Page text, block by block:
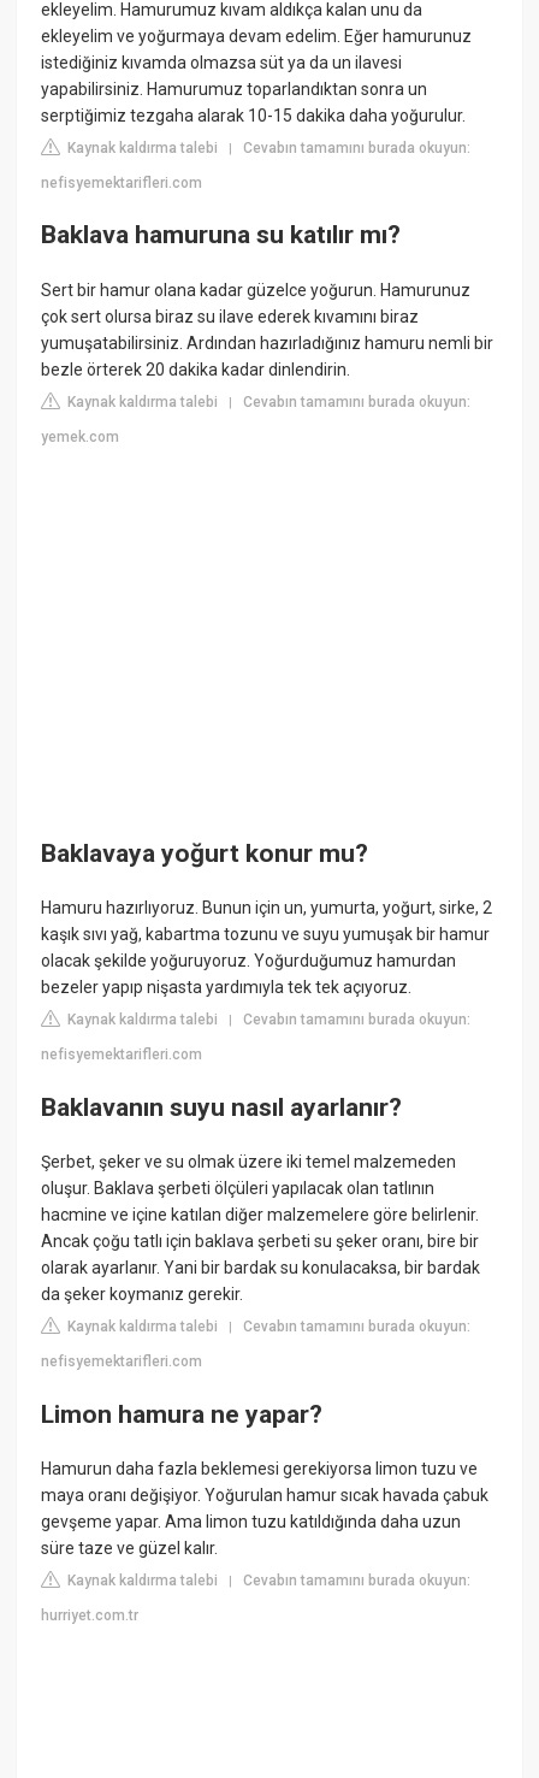
ekleyelim. Hamurumuz kıvam aldıkça kalan unu da
ekleyelim ve yoğurmaya devam edelim. Eğer hamurunuz
istediğiniz kıvamda olmazsa süt ya da un ilavesi
yapabilirsiniz. Hamurumuz toparlandıktan sonra un
serptiğimiz tezgaha alarak 10-15 dakika daha yoğurulur.
Kaynak kaldırma talebi |Cevabın tamamını burada okuyun:
nefisyemektarifleri.com
Baklava hamuruna su katılır mı?
Sert bir hamur olana kadar güzelce yoğurun. Hamurunuz
çok sert olursa biraz su ilave ederek kıvamını biraz
yumuşatabilirsiniz. Ardından hazırladığınız hamuru nemli bir
bezle örterek 20 dakika kadar dinlendirin.
Kaynak kaldırma talebi |Cevabın tamamını burada okuyun:
yemek.com
Baklavaya yoğurt konur mu?
Hamuru hazırlıyoruz. Bunun için un, yumurta, yoğurt, sirke, 2
kaşık sıvı yağ, kabartma tozunu ve suyu yumuşak bir hamur
olacak şekilde yoğuruyoruz. Yoğurduğumuz hamurdan
bezeler yapıp nişasta yardımıyla tek tek açıyoruz.
Kaynak kaldırma talebi |Cevabın tamamını burada okuyun:
nefisyemektarifleri.com
Baklavanın suyu nasıl ayarlanır?
Şerbet, şeker ve su olmak üzere iki temel malzemeden
oluşur. Baklava şerbeti ölçüleri yapılacak olan tatlının
hacmine ve içine katılan diğer malzemelere göre belirlenir.
Ancak çoğu tatlı için baklava şerbeti su şeker oranı, bire bir
olarak ayarlanır. Yani bir bardak su konulacaksa, bir bardak
da şeker koymanız gerekir.
Kaynak kaldırma talebi |Cevabın tamamını burada okuyun:
nefisyemektarifleri.com
Limon hamura ne yapar?
Hamurun daha fazla beklemesi gerekiyorsa limon tuzu ve
maya oranı değişiyor. Yoğurulan hamur sıcak havada çabuk
gevşeme yapar. Ama limon tuzu katıldığında daha uzun
süre taze ve güzel kalır.
Kaynak kaldırma talebi |Cevabın tamamını burada okuyun:
hurriyet.com.tr